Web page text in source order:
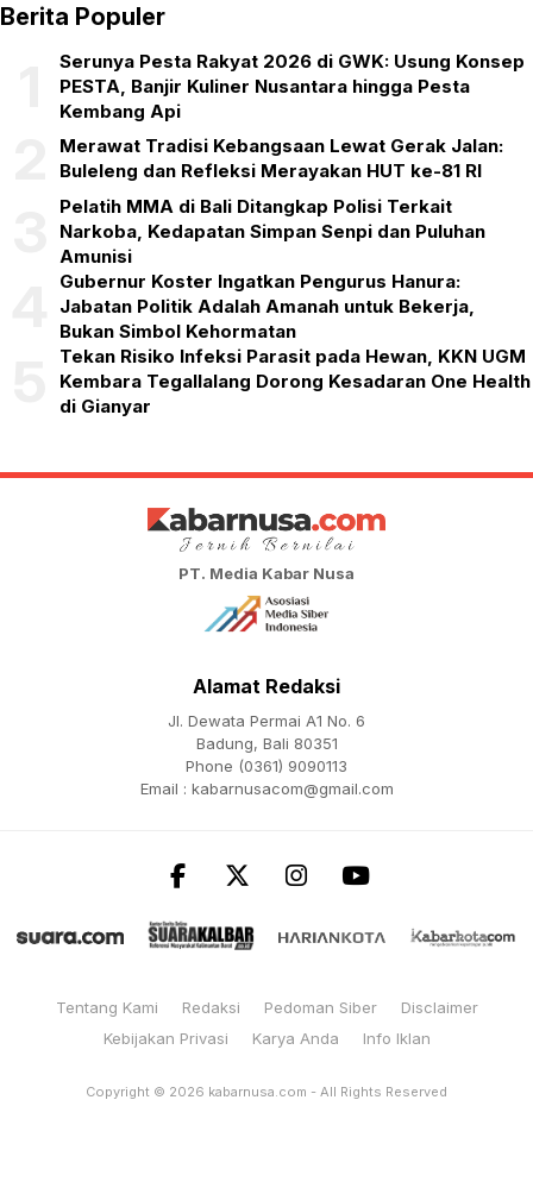
Berita Populer
Serunya Pesta Rakyat 2026 di GWK: Usung Konsep
PESTA, Banjir Kuliner Nusantara hingga Pesta
Kembang Api
Merawat Tradisi Kebangsaan Lewat Gerak Jalan:
Buleleng dan Refleksi Merayakan HUT ke-81 RI
Pelatih MMA di Bali Ditangkap Polisi Terkait
Narkoba, Kedapatan Simpan Senpi dan Puluhan
Amunisi
Gubernur Koster Ingatkan Pengurus Hanura:
Jabatan Politik Adalah Amanah untuk Bekerja,
Bukan Simbol Kehormatan
Tekan Risiko Infeksi Parasit pada Hewan, KKN UGM
Kembara Tegallalang Dorong Kesadaran One Health
di Gianyar
PT. Media Kabar Nusa
Alamat Redaksi
Jl. Dewata Permai A1 No. 6
Badung, Bali 80351
Phone (0361) 9090113
Email : kabarnusacom@gmail.com
Tentang Kami Redaksi Pedoman Siber
Disclaimer
Kebijakan Privasi
Karya Anda Info Iklan
Copyright © 2026 kabarnusa.com - All Rights Reserved